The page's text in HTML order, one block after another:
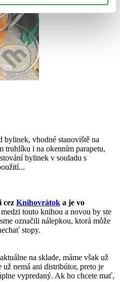
bylinek, vhodné stanoviště na
truhlíku i na okenním parapetu,
bylinek v souladu s
cez Knihovrátok a je vo
touto knihou a novou by ste
označili nálepkou, ktorá môže
stopy.
na sklade, máme však už
už nemá ani distribútor, preto je
vypredaný. Ak ho chcete mať,